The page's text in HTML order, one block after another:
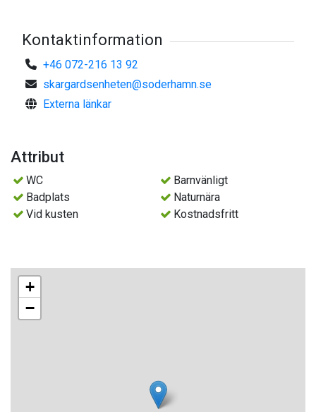
Kontaktinformation
+46 072-216 13 92
skargardsenheten@soderhamn.se
Externa länkar
Attribut
WC
Barnvänligt
Badplats
Naturnära
Vid kusten
Kostnadsfritt
+
−